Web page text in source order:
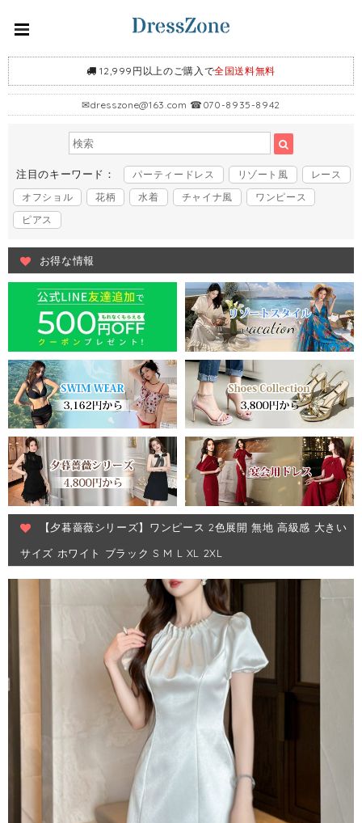
12,999円以上のご購入で全国送料無料
✉dresszone@163.com ☎070-8935-8942
注目のキーワード： パーティードレス リゾート風
レース
オフショル
花柄 水着 チャイナ風
ワンピース
ピアス
お得な情報
【夕暮薔薇シリーズ】ワンピース 2色展開 無地 高級感 大きい
サイズ ホワイト ブラック S M L XL 2XL